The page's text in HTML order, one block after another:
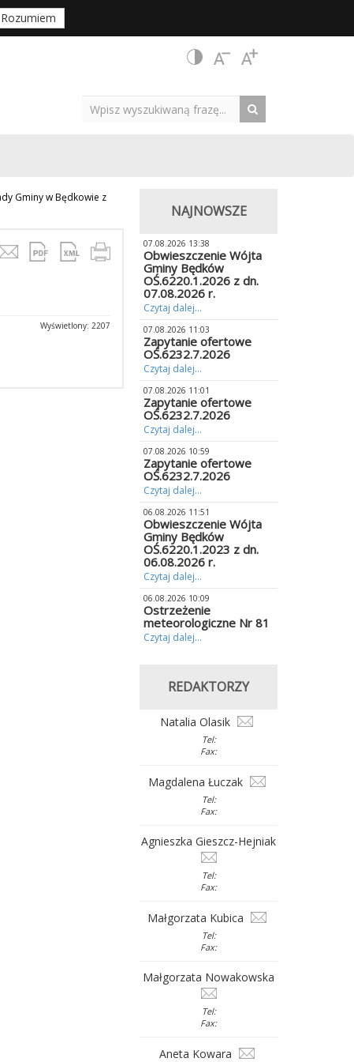
Rozumiem
Gminy w Będkowie z
Wyświetlony: 2207
NAJNOWSZE
07.08.2026 13:38
Obwieszczenie Wójta
Gminy Będków
OŚ.6220.1.2026 z dn.
07.08.2026 r.
Czytaj dalej...
07.08.2026 11:03
Zapytanie ofertowe
OŚ.6232.7.2026
Czytaj dalej...
07.08.2026 11:01
Zapytanie ofertowe
OŚ.6232.7.2026
Czytaj dalej...
07.08.2026 10:59
Zapytanie ofertowe
OŚ.6232.7.2026
Czytaj dalej...
06.08.2026 11:51
Obwieszczenie Wójta
Gminy Będków
OŚ.6220.1.2023 z dn.
06.08.2026 r.
Czytaj dalej...
06.08.2026 10:09
Ostrzeżenie
meteorologiczne Nr 81
Czytaj dalej...
REDAKTORZY
Natalia Olasik
Tel:
Fax:
Magdalena Łuczak
Tel:
Fax:
Agnieszka Gieszcz-Hejniak
Tel:
Fax:
Małgorzata Kubica
Tel:
Fax:
Małgorzata Nowakowska
Tel:
Fax:
Aneta Kowara